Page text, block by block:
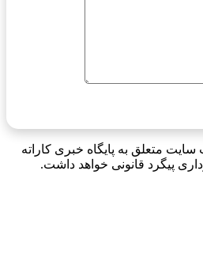
متعلق به پایگاه خبری کاراته
پیگرد قانونی خواهد داشت.